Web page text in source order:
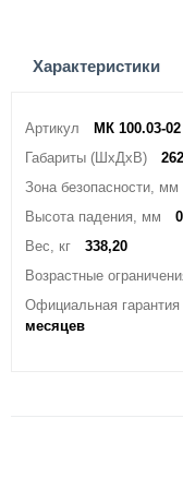
Характеристики
Артикул
МК 100.03-02
Габариты (ШхДхВ)
Зона безопасности, мм
Высота падения, мм
0
Вес, кг
338,20
Возрастные
Официальная гарантия
месяцев